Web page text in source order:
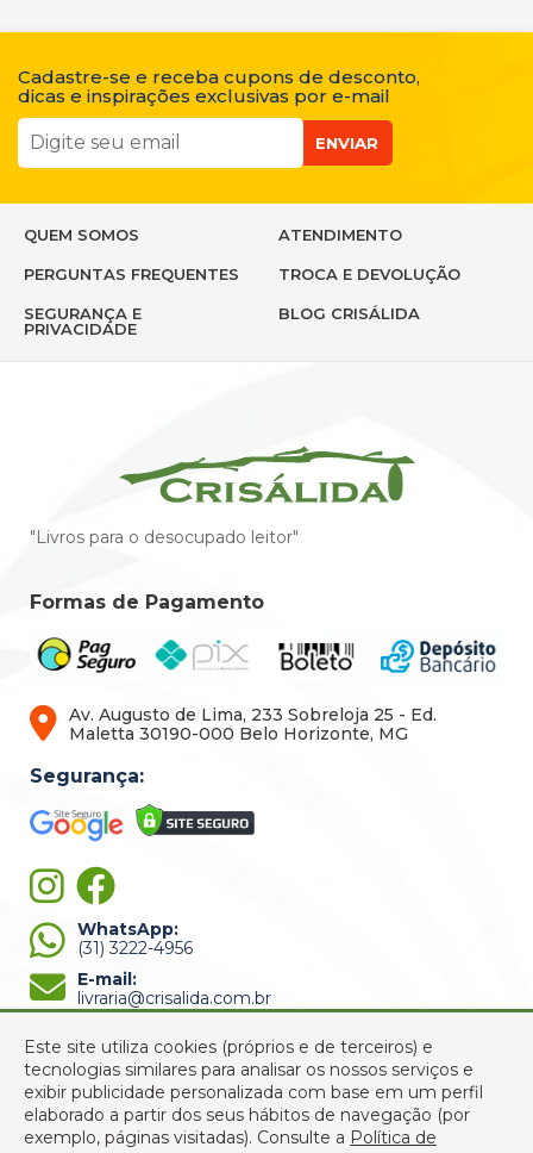
Este site utiliza cookies (próprios e de terceiros) e
tecnologias similares para analisar os nossos serviços e
exibir publicidade personalizada com base em um perfil
elaborado a partir dos seus hábitos de navegação (por
exemplo, páginas visitadas). Consulte a Política de
Cadastre-se e receba cupons de desconto,
dicas e inspirações exclusivas por e-mail
ENVIAR
QUEM SOMOS ATENDIMENTO
PERGUNTAS FREQUENTES TROCA E DEVOLUÇÃO
SEGURANÇA E
PRIVACIDADE
BLOG CRISÁLIDA
"Livros para o desocupado leitor"
Formas de Pagamento
Av. Augusto de Lima, 233 Sobreloja 25 - Ed.
Maletta 30190-000 Belo Horizonte, MG
Segurança:
WhatsApp:
(31) 3222-4956
E-mail:
livraria@crisalida.com.br
© 2022 Crisálida Livraria - Todos os Direitos Reservados -